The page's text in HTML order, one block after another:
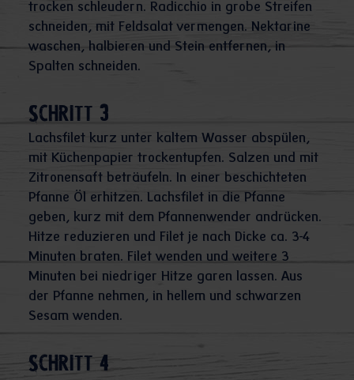
trocken schleudern. Radicchio in grobe Streifen
schneiden, mit Feldsalat vermengen. Nektarine
waschen, halbieren und Stein entfernen, in
Spalten schneiden.
Schritt 3
Lachsfilet kurz unter kaltem Wasser abspülen,
mit Küchenpapier trockentupfen. Salzen und mit
Zitronensaft beträufeln. In einer beschichteten
Pfanne Öl erhitzen. Lachsfilet in die Pfanne
geben, kurz mit dem Pfannenwender andrücken.
Hitze reduzieren und Filet je nach Dicke ca. 3-4
Minuten braten. Filet wenden und weitere 3
Minuten bei niedriger Hitze garen lassen. Aus
der Pfanne nehmen, in hellem und schwarzen
Sesam wenden.
Schritt 4